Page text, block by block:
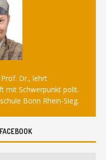
Dr., lehrt
mit Schwerpunkt polit.
Bonn Rhein-Sieg.